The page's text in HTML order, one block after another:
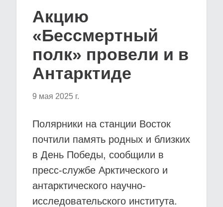
Акцию
«Бессмертный
полк» провели и в
Антарктиде
9 мая 2025 г.
Полярники на станции Восток
почтили память родных и близких
в День Победы, сообщили в
пресс-службе Арктического и
антарктического научно-
исследовательского института.